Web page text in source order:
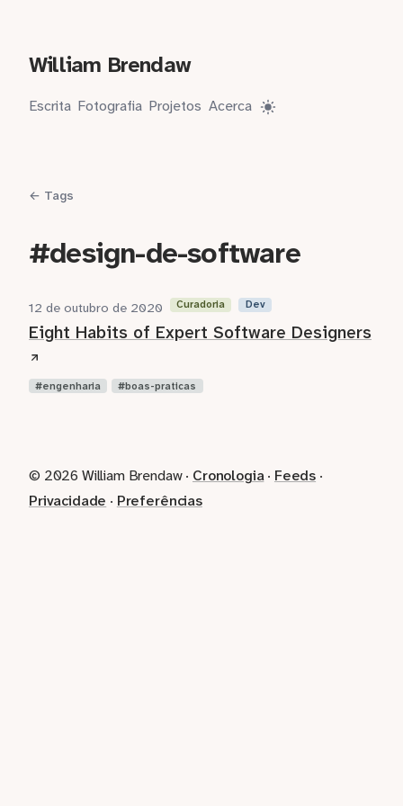
William Brendaw
Escrita Fotografia Projetos Acerca
← Tags
#design-de-software
12 de outubro de 2020 Curadoria Dev
Eight Habits of Expert Software Designers
engenharia boas-praticas
© 2026 William Brendaw · Cronologia· Feeds ·
Privacidade · Preferências